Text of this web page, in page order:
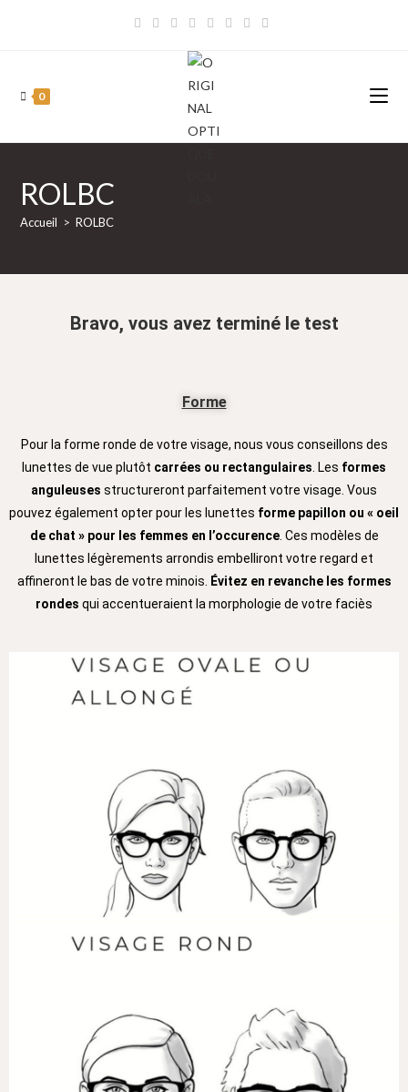
0
ROLBC
Accueil > ROLBC
Bravo, vous avez terminé le test
Forme
Pour la forme ronde de votre visage, nous vous conseillons des
lunettes de vue plutôt carrées ou rectangulaires . Les formes
anguleuses structureront parfaitement votre visage. Vous
pouvez également opter pour les lunettes forme papillon ou « oeil
de chat » pour les femmes en l’occurence. Ces modèles de
lunettes légèrements arrondis embelliront votre regard et
affineront le bas de votre minois.
Évitez en revanche les formes
rondes qui accentueraient la morphologie de votre faciès